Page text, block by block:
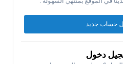
حساب جديد
دخول